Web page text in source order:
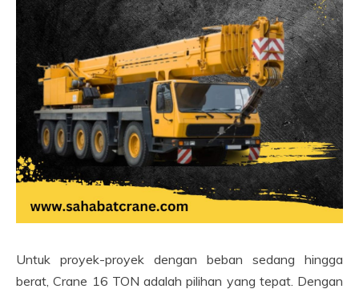
Untuk proyek-proyek dengan beban sedang hingga
berat, Crane 16 TON adalah pilihan yang tepat. Dengan